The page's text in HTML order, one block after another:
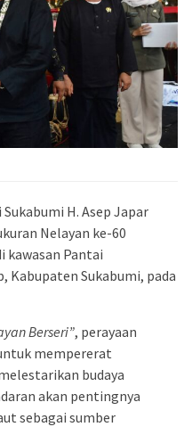
H. Asep Japar
Nelayan ke-60
kawasan Pantai
Kabupaten Sukabumi, pada
Berseri”, perayaan
mempererat
budaya
akan pentingnya
sebagai sumber